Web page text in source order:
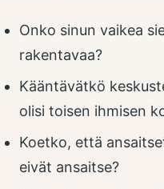
Onko sinun vaikea
rakentavaa?
Kääntävätkö
olisi toisen ihmisen
Koetko, että
eivät ansaitse?